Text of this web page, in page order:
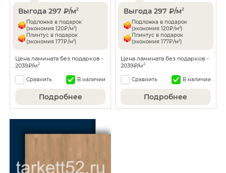
Выгода 297 ₽/м2
Подложка в подарок
(экономия 120₽/м2)
Плинтус в подарок
(экономия 177₽/м2)
Цена ламината без подарков -
2039₽/м2
Сравнить В наличии
Подробнее
Выгода 297 ₽/м2
Подложка в подарок
(экономия 120₽/м2)
Плинтус в подарок
(экономия 177₽/м2)
Цена ламината без подарков -
2039₽/м2
Сравнить В наличии
Подробнее